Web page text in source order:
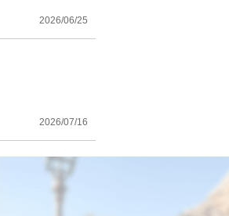
2026/06/25
2026/07/16